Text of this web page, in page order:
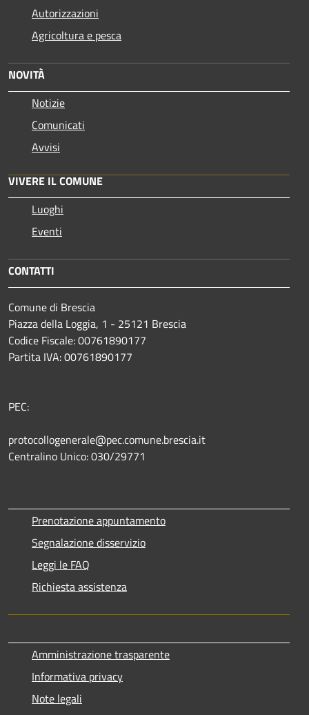
Autorizzazioni
Agricoltura e pesca
NOVITÀ
Notizie
Comunicati
Avvisi
VIVERE IL COMUNE
Luoghi
Eventi
CONTATTI
Comune di Brescia
Piazza della Loggia, 1 - 25121 Brescia
Codice Fiscale: 00761890177
Partita IVA: 00761890177
PEC:
protocollogenerale@pec.comune.brescia.it
Centralino Unico: 030/29771
Prenotazione appuntamento
Segnalazione disservizio
Leggi le FAQ
Richiesta assistenza
Amministrazione trasparente
Informativa privacy
Note legali